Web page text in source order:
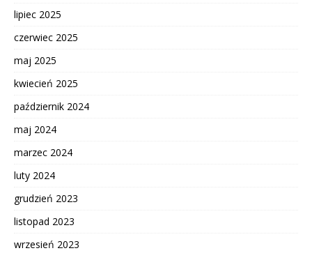
lipiec 2025
czerwiec 2025
maj 2025
kwiecień 2025
październik 2024
maj 2024
marzec 2024
luty 2024
grudzień 2023
listopad 2023
wrzesień 2023